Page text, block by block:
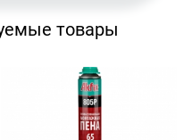
товары